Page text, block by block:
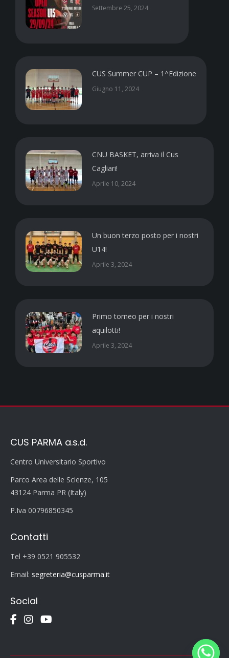
Settembre 25, 2024
CUS Summer CUP – 1^Edizione
Giugno 11, 2024
CNU BASKET, arriva il Cus
Cagliari!
Aprile 10, 2024
Un buon terzo posto per i nostri
U14!
Aprile 3, 2024
Primo torneo per i nostri
aquilotti!
Aprile 3, 2024
CUS PARMA a.s.d.
Centro Universitario Sportivo
Parco Area delle Scienze, 105
43124 Parma PR (Italy)
P.Iva 00796850345
Contatti
Tel +39 0521 905532
Email: segreteria@cusparma.it
Social